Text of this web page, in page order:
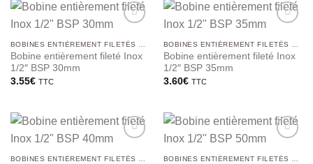
Bobine entièrement fileté Inox
1/2″ BSP 30mm
3.55€ TTC
Bobine entièrement fileté Inox
1/2″ BSP 35mm
3.60€ TTC